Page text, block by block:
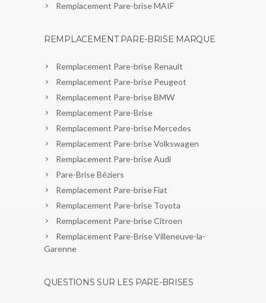
Remplacement Pare-brise MAIF
REMPLACEMENT PARE-BRISE MARQUE
Remplacement Pare-brise Renault
Remplacement Pare-brise Peugeot
Remplacement Pare-brise BMW
Remplacement Pare-Brise
Remplacement Pare-brise Mercedes
Remplacement Pare-brise Volkswagen
Remplacement Pare-brise Audi
Pare-Brise Béziers
Remplacement Pare-brise Fiat
Remplacement Pare-brise Toyota
Remplacement Pare-brise Citroen
Remplacement Pare-Brise Villeneuve-la-
Garenne
QUESTIONS SUR LES PARE-BRISES